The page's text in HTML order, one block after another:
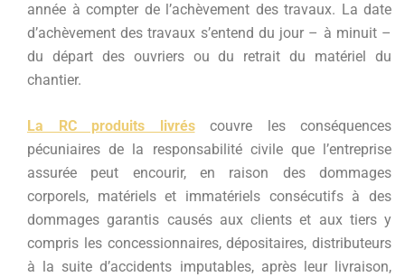
année à compter de l’achèvement des travaux. La date
d’achèvement des travaux s’entend du jour – à minuit –
du départ des ouvriers ou du retrait du matériel du
chantier.
La RC produits livrés
couvre les conséquences
pécuniaires de la responsabilité civile que l’entreprise
assurée peut encourir, en raison des dommages
corporels, matériels et immatériels consécutifs à des
dommages garantis causés aux clients et aux tiers y
compris les concessionnaires, dépositaires, distributeurs
à la suite d’accidents imputables, après leur livraison,